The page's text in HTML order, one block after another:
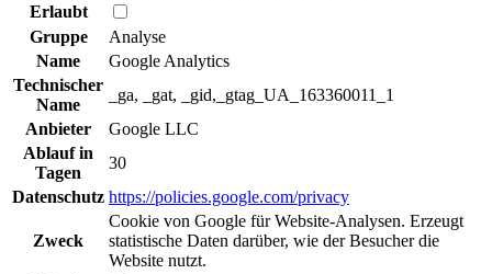
Erlaubt
Gruppe
Analyse
Name
Google Analytics
Technischer
Name
_ga, _gat, _gid,_gtag_UA_163360011_1
Anbieter
Google LLC
Ablauf in
Tagen
30
Datenschutz https://policies.google.com/privacy
Zweck
Cookie von Google für Website-Analysen. Erzeugt
statistische Daten darüber, wie der Besucher die
Website nutzt.